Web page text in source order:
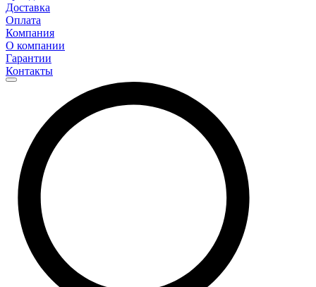
Доставка
Оплата
Компания
О компании
Гарантии
Контакты